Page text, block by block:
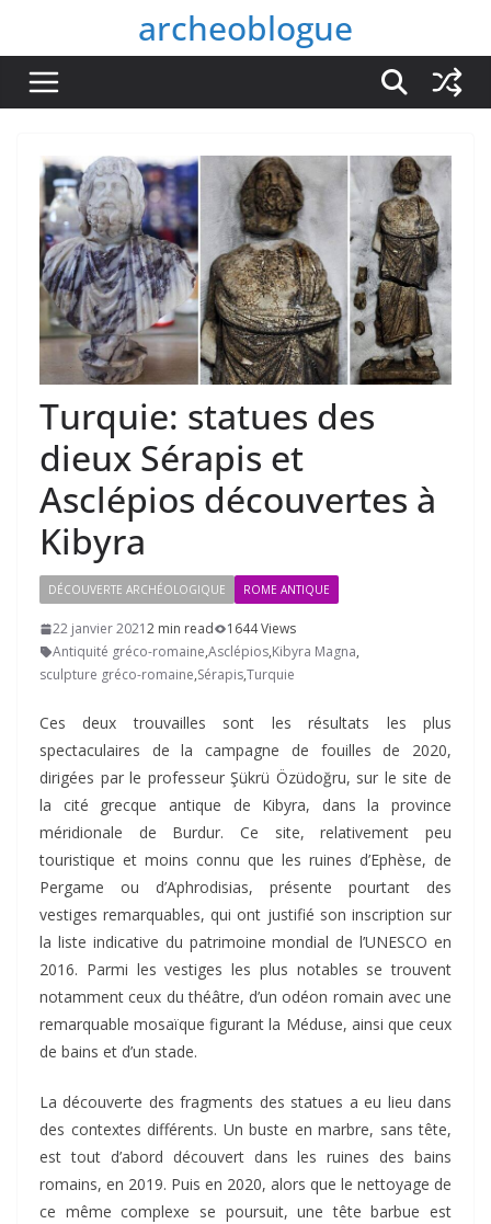
contenu
archeoblogue
Turquie: statues des
dieux Sérapis et
Asclépios découvertes à
Kibyra
DÉCOUVERTE ARCHÉOLOGIQUE ROME ANTIQUE
22 janvier 20212 min read
1644 Views
Antiquité gréco-romaine,Asclépios,Kibyra Magna,
sculpture gréco-romaine,Sérapis,Turquie
Ces deux trouvailles sont les résultats les plus
spectaculaires de la campagne de fouilles de 2020,
dirigées par le professeur Şükrü Özüdoğru, sur le site de
la cité grecque antique de Kibyra, dans la province
méridionale de Burdur. Ce site, relativement peu
touristique et moins connu que les ruines d’Ephèse, de
Pergame ou d’Aphrodisias, présente pourtant des
vestiges remarquables, qui ont justifié son inscription sur
la liste indicative du patrimoine mondial de l’UNESCO en
2016. Parmi les vestiges les plus notables se trouvent
notamment ceux du théâtre, d’un odéon romain avec une
remarquable mosaïque figurant la Méduse, ainsi que ceux
de bains et d’un stade.
La découverte des fragments des statues a eu lieu dans
des contextes différents. Un buste en marbre, sans tête,
est tout d’abord découvert dans les ruines des bains
romains, en 2019. Puis en 2020, alors que le nettoyage de
ce même complexe se poursuit, une tête barbue est